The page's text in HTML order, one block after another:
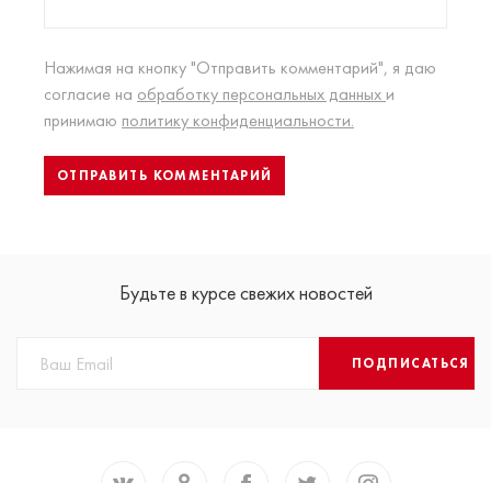
Нажимая на кнопку "Отправить комментарий", я даю
согласие на обработку персональных данных и
принимаю политику конфиденциальности.
Будьте в курсе свежих новостей
ПОДПИСАТЬСЯ